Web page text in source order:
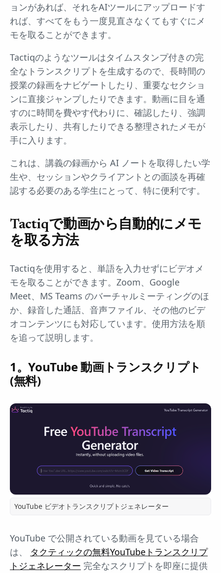
ョンがあれば、それをAIツールにアップロードす
れば、すべてをもう一度見直さなくてもすぐにメ
モを取ることができます。
Tactiqのようなツールはタイムスタンプ付きの完
全なトランスクリプトを生成するので、長時間の
授業の録画をナビゲートしたり、重要なセクショ
ンに直接ジャンプしたりできます。動画に目を通
すのに時間を費やす代わりに、確認したり、強調
表示したり、共有したりできる整理されたメモが
手に入ります。
これは、講義の録画から AI ノートを取得したい学
生や、セッションやクライアントとの面談を再確
認する必要のある学生にとって、特に便利です。
Tactiqで動画から自動的にメモ
を取る方法
Tactiqを使用すると、単語を入力せずにビデオメ
モを取ることができます。Zoom、Google
Meet、MS Teams のバーチャルミーティングのほ
か、録音した通話、音声ファイル、その他のビデ
オコンテンツにも対応しています。使用方法を順
を追って説明します。
1。YouTube 動画トランスクリプト
(無料)
YouTube ビデオトランスクリプトジェネレーター
YouTube で公開されている動画を見ている場合
は、 タクティックの無料YouTubeトランスクリプ
トジェネレーター 完全なスクリプトを即座に提供